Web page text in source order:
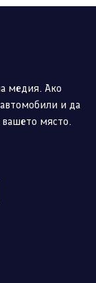
медия. Ако
и да
място.